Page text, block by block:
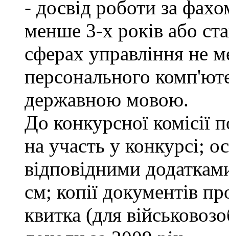
- досвід роботи за
менше 3-х років або
сферах управління не
персонального
державною мовою.
До конкурсної комісії
на участь у конкурсі;
відповідними
см; копії документів
квитка (для